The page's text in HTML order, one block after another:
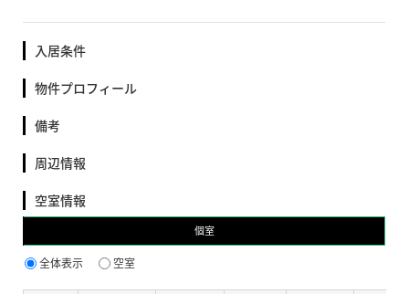
入居条件
物件プロフィール
備考
周辺情報
空室情報
個室
全体表示 空室